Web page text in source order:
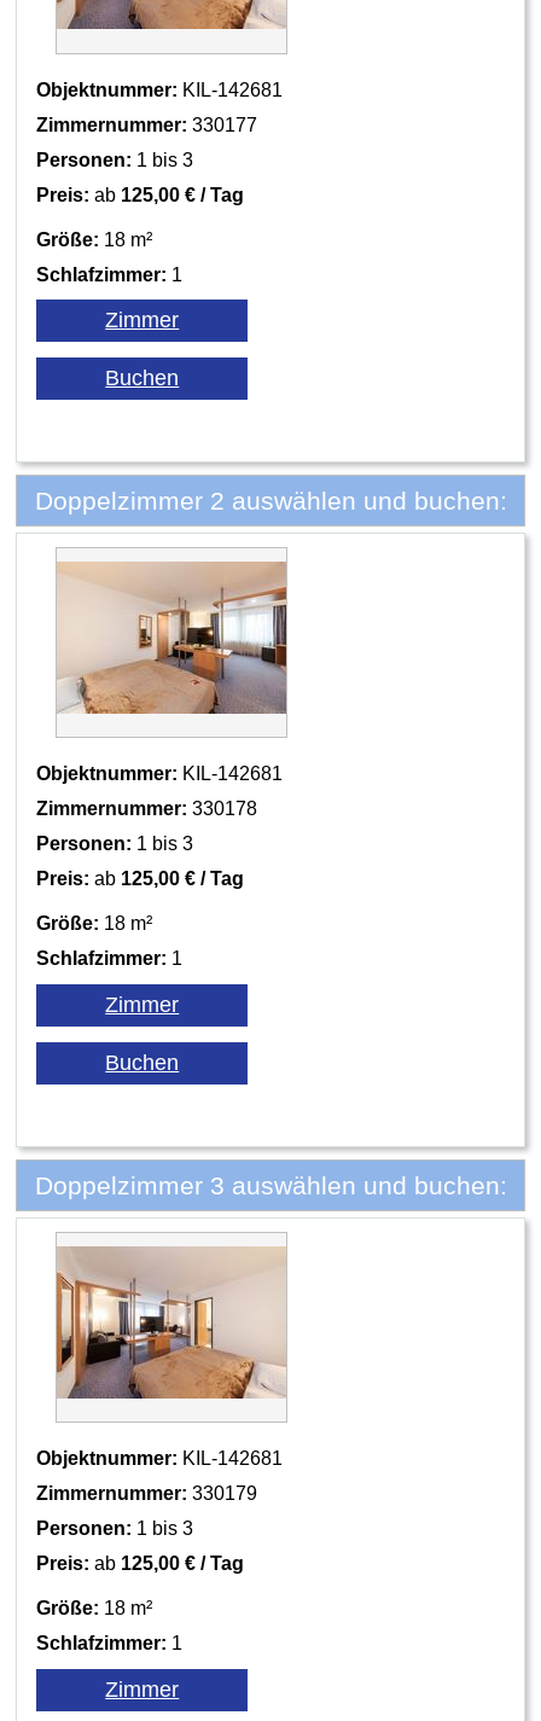
Objektnummer: KIL-142681
Zimmernummer: 330177
Personen: 1 bis 3
Preis: ab 125,00 € / Tag
Größe: 18 m²
Schlafzimmer: 1
Doppelzimmer 2 auswählen und buchen:
Objektnummer: KIL-142681
Zimmernummer: 330178
Personen: 1 bis 3
Preis: ab 125,00 € / Tag
Größe: 18 m²
Schlafzimmer: 1
Doppelzimmer 3 auswählen und buchen:
Objektnummer: KIL-142681
Zimmernummer: 330179
Personen: 1 bis 3
Preis: ab 125,00 € / Tag
Größe: 18 m²
Schlafzimmer: 1